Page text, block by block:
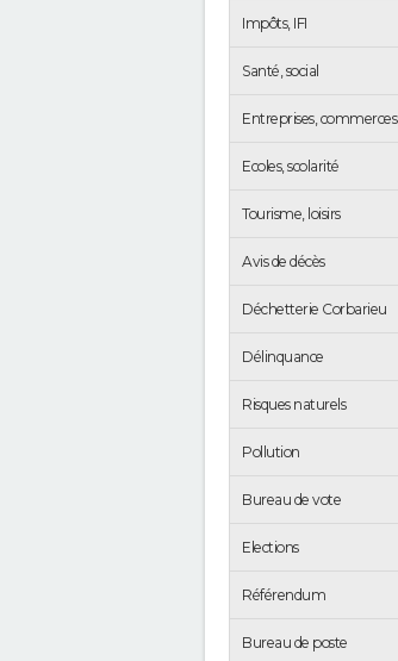
Impôts, IFI
Santé, social
Entreprises, commerces
Ecoles, scolarité
Tourisme, loisirs
Avis de décès
Déchetterie Corbarieu
Délinquance
Risques naturels
Pollution
Bureau de vote
Elections
Référendum
Bureau de poste